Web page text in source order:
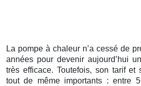
La pompe à chaleur n’a cessé de
années pour devenir aujourd’hui
très efficace. Toutefois, son tarif et
tout de même importants : entre